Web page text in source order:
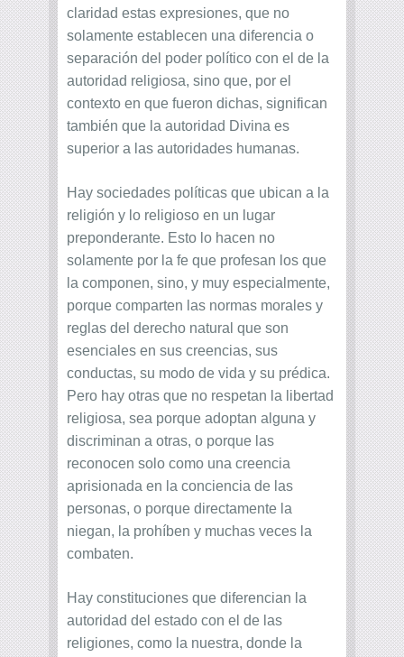
claridad estas expresiones, que no
solamente establecen una diferencia o
separación del poder político con el de la
autoridad religiosa, sino que, por el
contexto en que fueron dichas, significan
también que la autoridad Divina es
superior a las autoridades humanas.
Hay sociedades políticas que ubican a la
religión y lo religioso en un lugar
preponderante. Esto lo hacen no
solamente por la fe que profesan los que
la componen, sino, y muy especialmente,
porque comparten las normas morales y
reglas del derecho natural que son
esenciales en sus creencias, sus
conductas, su modo de vida y su prédica.
Pero hay otras que no respetan la libertad
religiosa, sea porque adoptan alguna y
discriminan a otras, o porque las
reconocen solo como una creencia
aprisionada en la conciencia de las
personas, o porque directamente la
niegan, la prohíben y muchas veces la
combaten.
Hay constituciones que diferencian la
autoridad del estado con el de las
religiones, como la nuestra, donde la